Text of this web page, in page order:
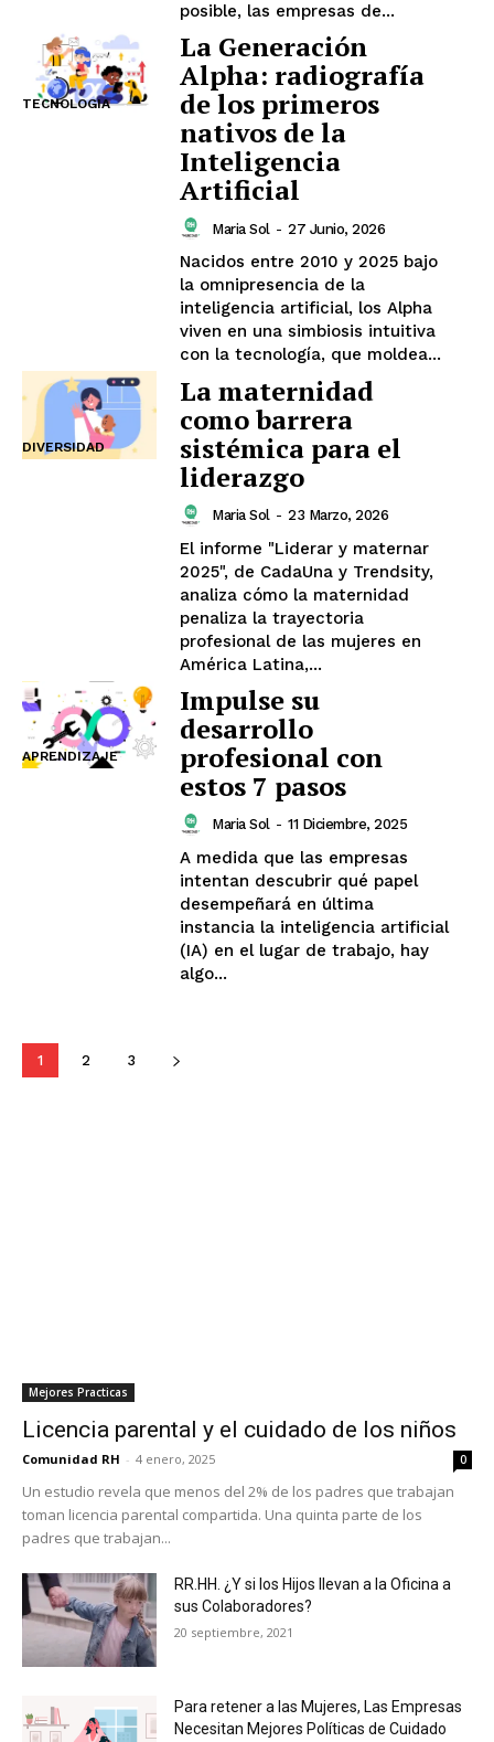
posible, las empresas de...
TECNOLOGIA
La Generación
Alpha: radiografía
de los primeros
nativos de la
Inteligencia
Artificial
Maria Sol - 27 Junio, 2026
Nacidos entre 2010 y 2025 bajo
la omnipresencia de la
inteligencia artificial, los Alpha
viven en una simbiosis intuitiva
con la tecnología, que moldea...
DIVERSIDAD
La maternidad
como barrera
sistémica para el
liderazgo
Maria Sol - 23 Marzo, 2026
El informe "Liderar y maternar
2025", de CadaUna y Trendsity,
analiza cómo la maternidad
penaliza la trayectoria
profesional de las mujeres en
América Latina,...
APRENDIZAJE
Impulse su
desarrollo
profesional con
estos 7 pasos
Maria Sol - 11 Diciembre, 2025
A medida que las empresas
intentan descubrir qué papel
desempeñará en última
instancia la inteligencia artificial
(IA) en el lugar de trabajo, hay
algo...
1 2 3
Mejores Practicas
Licencia parental y el cuidado de los niños
Comunidad RH - 4 enero, 2025 0
Un estudio revela que menos del 2% de los padres que trabajan
toman licencia parental compartida. Una quinta parte de los
padres que trabajan...
RR.HH. ¿Y si los Hijos llevan a la Oficina a
sus Colaboradores?
20 septiembre, 2021
Para retener a las Mujeres, Las Empresas
Necesitan Mejores Políticas de Cuidado